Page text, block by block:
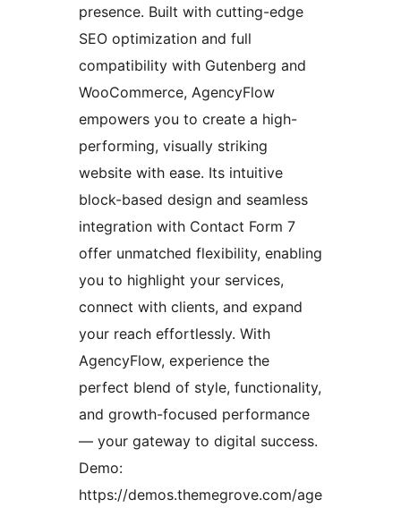
presence. Built with cutting-edge
SEO optimization and full
compatibility with Gutenberg and
WooCommerce, AgencyFlow
empowers you to create a high-
performing, visually striking
website with ease. Its intuitive
block-based design and seamless
integration with Contact Form 7
offer unmatched flexibility, enabling
you to highlight your services,
connect with clients, and expand
your reach effortlessly. With
AgencyFlow, experience the
perfect blend of style, functionality,
and growth-focused performance
— your gateway to digital success.
Demo:
https://demos.themegrove.com/age